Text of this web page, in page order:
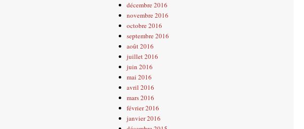
décembre 2016
novembre 2016
octobre 2016
septembre 2016
août 2016
juillet 2016
juin 2016
mai 2016
avril 2016
mars 2016
février 2016
janvier 2016